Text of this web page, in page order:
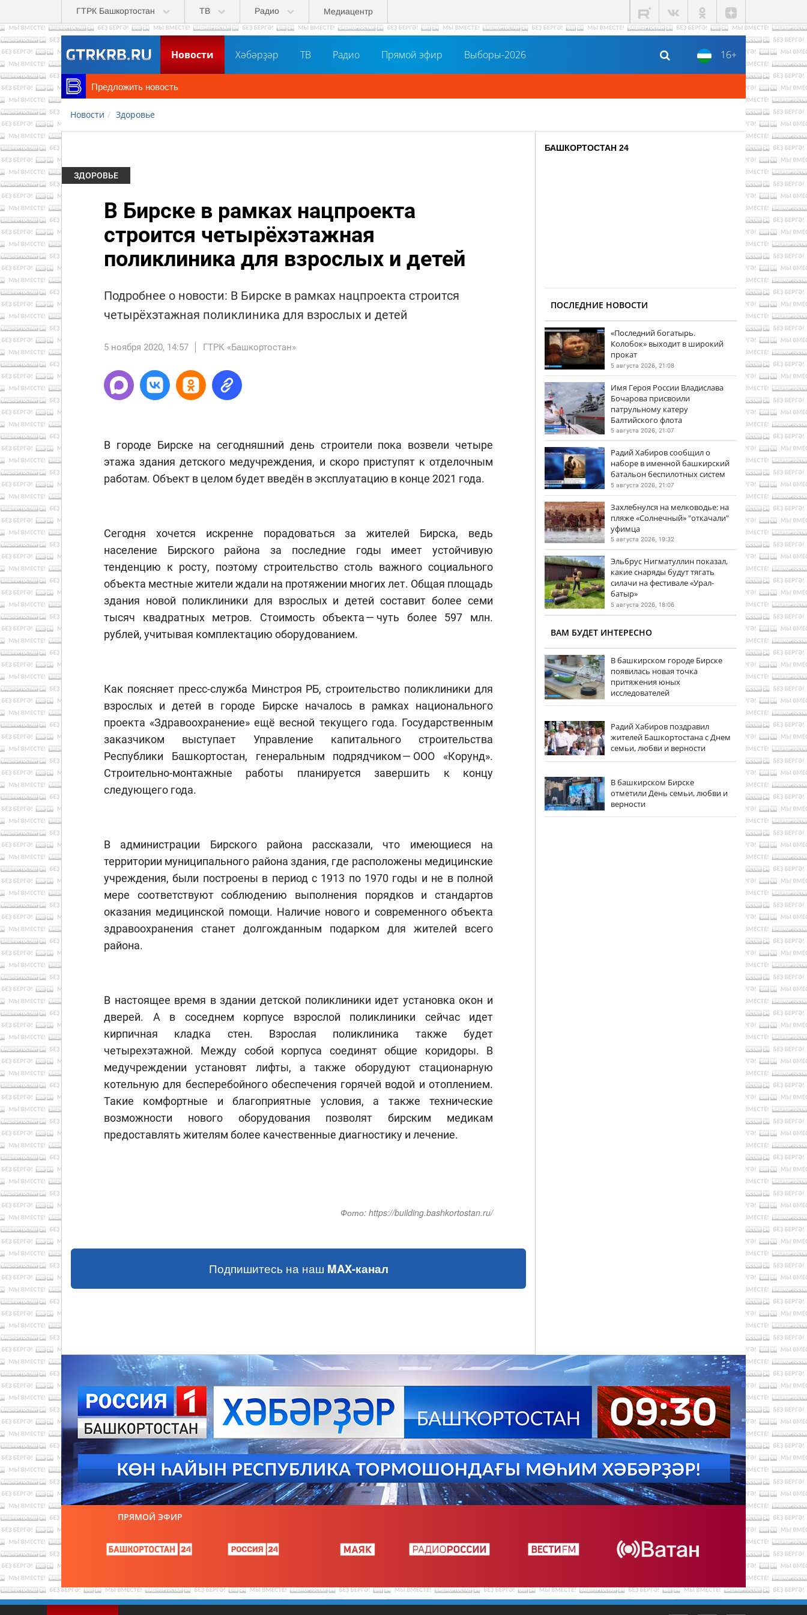
Перейти к основному содержанию
ГТРК Башкортостан ТВ Радио Медиацентр
16+
Новости Хәбәрҙәр ТВ Радио Прямой эфир Выборы-2026
Предложить новость
Новости Здоровье
ЗДОРОВЬЕ
В Бирске в рамках нацпроекта
строится четырёхэтажная
поликлиника для взрослых и детей
Подробнее о новости: В Бирске в рамках нацпроекта строится
четырёхэтажная поликлиника для взрослых и детей
5 ноября 2020, 14:57 ГТРК «Башкортостан»
В городе Бирске на сегодняшний день строители пока возвели четыре
этажа здания детского медучреждения, и скоро приступят к отделочным
работам. Объект в целом будет введён в эксплуатацию в конце 2021 года.
Сегодня хочется искренне порадоваться за жителей Бирска, ведь
население Бирского района за последние годы имеет устойчивую
тенденцию к росту, поэтому строительство столь важного социального
объекта местные жители ждали на протяжении многих лет. Общая площадь
здания новой поликлиники для взрослых и детей составит более семи
тысяч квадратных метров. Стоимость объекта — чуть более 597 млн.
рублей, учитывая комплектацию оборудованием.
Как поясняет пресс-служба Минстроя РБ, строительство поликлиники для
взрослых и детей в городе Бирске началось в рамках национального
проекта «Здравоохранение» ещё весной текущего года. Государственным
заказчиком выступает Управление капитального строительства
Республики Башкортостан, генеральным подрядчиком — ООО «Корунд».
Строительно-монтажные работы планируется завершить к концу
следующего года.
В администрации Бирского района рассказали, что имеющиеся на
территории муниципального района здания, где расположены медицинские
учреждения, были построены в период с 1913 по 1970 годы и не в полной
мере соответствуют соблюдению выполнения порядков и стандартов
оказания медицинской помощи. Наличие нового и современного объекта
здравоохранения станет долгожданным подарком для жителей всего
района.
В настоящее время в здании детской поликлиники идет установка окон и
дверей. А в соседнем корпусе взрослой поликлиники сейчас идет
кирпичная кладка стен. Взрослая поликлиника также будет
четырехэтажной. Между собой корпуса соединят общие коридоры. В
медучреждении установят лифты, а также оборудуют стационарную
котельную для бесперебойного обеспечения горячей водой и отоплением.
Такие комфортные и благоприятные условия, а также технические
возможности нового оборудования позволят бирским медикам
предоставлять жителям более качественные диагностику и лечение.
Фото: https://building.bashkortostan.ru/
Подпишитесь на наш MAX-канал
БАШКОРТОСТАН 24
ПОСЛЕДНИЕ НОВОСТИ
«Последний богатырь.
Колобок» выходит в широкий
прокат
5 августа 2026, 21:08
Имя Героя России Владислава
Бочарова присвоили
патрульному катеру
Балтийского флота
5 августа 2026, 21:07
Радий Хабиров сообщил о
наборе в именной башкирский
батальон беспилотных систем
5 августа 2026, 21:07
Захлебнулся на мелководье: на
пляже «Солнечный» "откачали"
уфимца
5 августа 2026, 19:32
Эльбрус Нигматуллин показал,
какие снаряды будут тягать
силачи на фестивале «Урал-
батыр»
5 августа 2026, 18:06
ВАМ БУДЕТ ИНТЕРЕСНО
В башкирском городе Бирске
появилась новая точка
притяжения юных
исследователей
Радий Хабиров поздравил
жителей Башкортостана с Днем
семьи, любви и верности
В башкирском Бирске
отметили День семьи, любви и
верности
ПРЯМОЙ ЭФИР